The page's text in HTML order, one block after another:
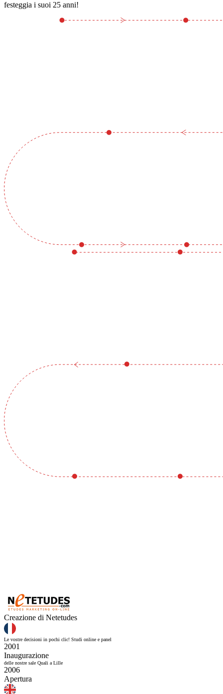
festeggia i suoi 25 anni!
Creazione di Netetudes
Le vostre decisioni in pochi clic! Studi online e panel
2001
Inaugurazione
delle nostre sale Quali a Lille
2006
Apertura